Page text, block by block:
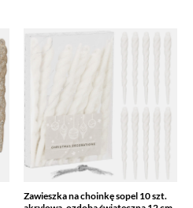
Zawieszka na choinkę sopel 10 szt.